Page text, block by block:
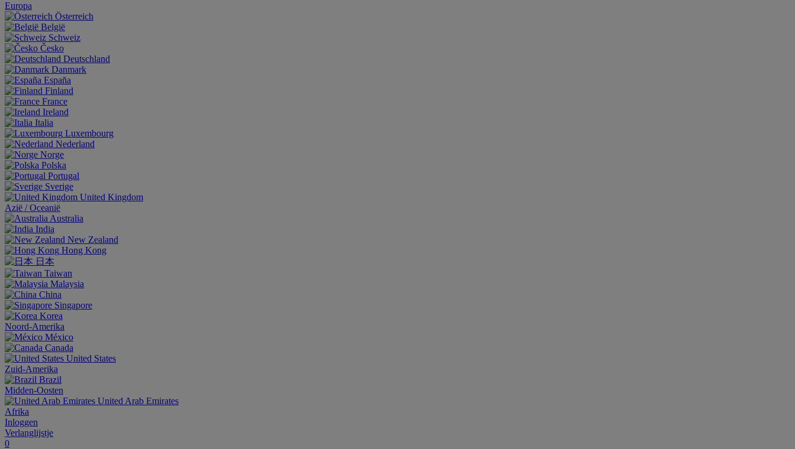
Europa
Österreich
België
Schweiz
Česko
Deutschland
Danmark
España
Finland
France
Ireland
Italia
Luxembourg
Nederland
Norge
Polska
Portugal
Sverige
United Kingdom
Aziё / Oceaniё
Australia
India
New Zealand
Hong Kong
日本
Taiwan
Malaysia
China
Singapore
Korea
Noord-Amerika
México
Canada
United States
Zuid-Amerika
Brazil
Midden-Oosten
United Arab Emirates
Afrika
Inloggen
Verlanglijstje
0